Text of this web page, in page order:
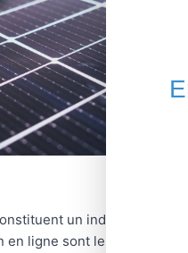
un indicateur
en ligne sont les critères